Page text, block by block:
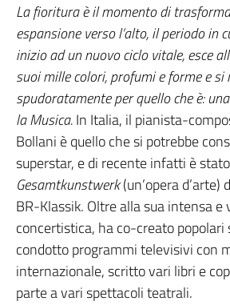
La fioritura è il momento di
espansione verso l’alto, il periodo in
inizio ad un nuovo ciclo vitale, esce
suoi mille colori, profumi e forme e si
spudoratamente per quello che è:
la Musica.In Italia, il pianista-
Bollani è quello che si potrebbe
superstar, e di recente infatti è
Gesamtkunstwerk(un’opera d’arte)
BR-Klassik. Oltre alla sua intensa
concertistica, ha co-creato popolari
condotto programmi televisivi con
internazionale, scritto vari libri e
parte a vari spettacoli teatrali.